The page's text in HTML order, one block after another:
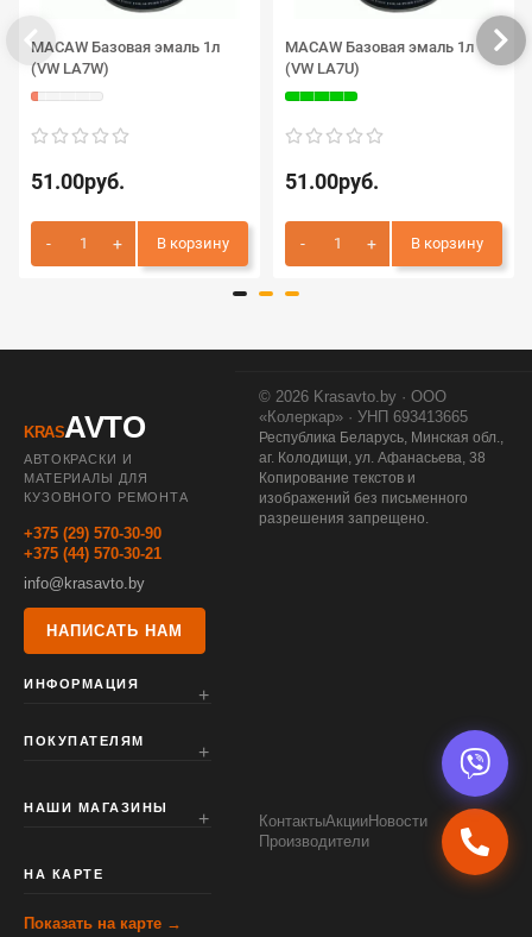
MACAW Базовая эмаль 1л
(VW LA7W)
51.00руб.
В корзину
MACAW Базовая эмаль 1л
(VW LA7U)
51.00руб.
В корзину
KRASAVTO
АВТОКРАСКИ И
МАТЕРИАЛЫ ДЛЯ
КУЗОВНОГО РЕМОНТА
+375 (29) 570-30-90
+375 (44) 570-30-21
info@krasavto.by
НАПИСАТЬ НАМ
ИНФОРМАЦИЯ
ПОКУПАТЕЛЯМ
НАШИ МАГАЗИНЫ
НА КАРТЕ
Показать на карте →
© 2026 Krasavto.by · ООО
«Колеркар» · УНП 693413665
Республика Беларусь, Минская обл.,
аг. Колодищи, ул. Афанасьева, 38
Копирование текстов и
изображений без письменного
разрешения запрещено.
КонтактыАкцииНовости
Производители